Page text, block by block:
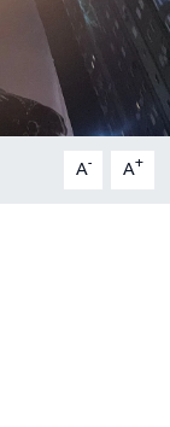
A- A+